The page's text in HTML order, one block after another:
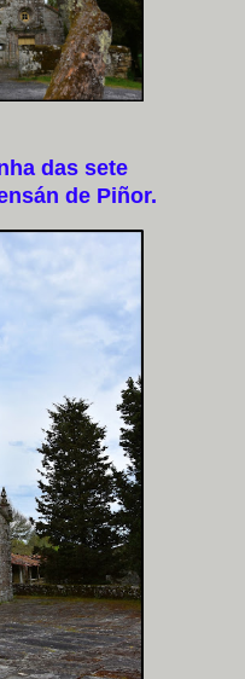
das sete
de Piñor.